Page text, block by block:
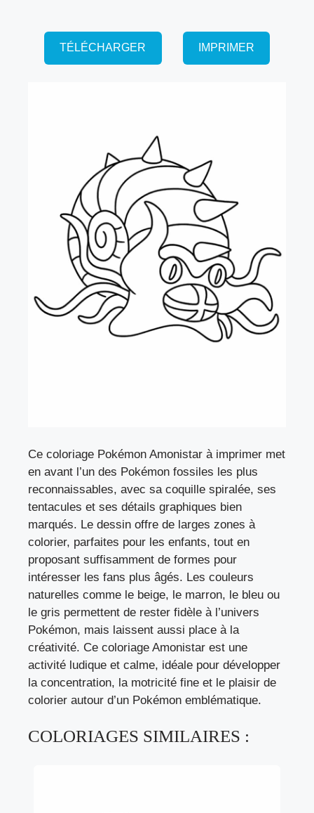
TÉLÉCHARGER IMPRIMER
Ce coloriage Pokémon Amonistar à imprimer met
en avant l’un des Pokémon fossiles les plus
reconnaissables, avec sa coquille spiralée, ses
tentacules et ses détails graphiques bien
marqués. Le dessin offre de larges zones à
colorier, parfaites pour les enfants, tout en
proposant suffisamment de formes pour
intéresser les fans plus âgés. Les couleurs
naturelles comme le beige, le marron, le bleu ou
le gris permettent de rester fidèle à l’univers
Pokémon, mais laissent aussi place à la
créativité. Ce coloriage Amonistar est une
activité ludique et calme, idéale pour développer
la concentration, la motricité fine et le plaisir de
colorier autour d’un Pokémon emblématique.
COLORIAGES SIMILAIRES :